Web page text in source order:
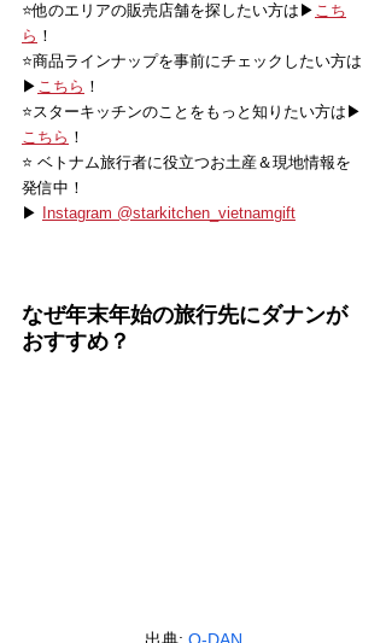
⭐️他のエリアの販売店舗を探したい方は▶ こち
ら ！
⭐️商品ラインナップを事前にチェックしたい方は
▶ こちら ！
⭐️スターキッチンのことをもっと知りたい方は▶
こちら ！
⭐️ ベトナム旅行者に役立つお土産＆現地情報を
発信中！
▶
Instagram @starkitchen_vietnamgift
なぜ年末年始の旅行先にダナンが
おすすめ？